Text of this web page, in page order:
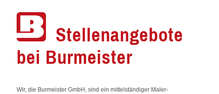
Stellenangebote
bei Burmeister
Wir, die Burmeister GmbH, sind ein mittelständiger Maler-